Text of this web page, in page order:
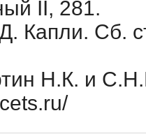
II, 281.
Капли. Сб.
Н.К. и